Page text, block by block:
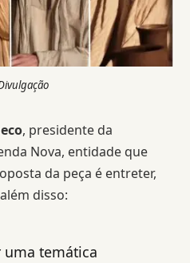
, presidente da
Nova, entidade que
da peça é entreter,
disso:
uma temática